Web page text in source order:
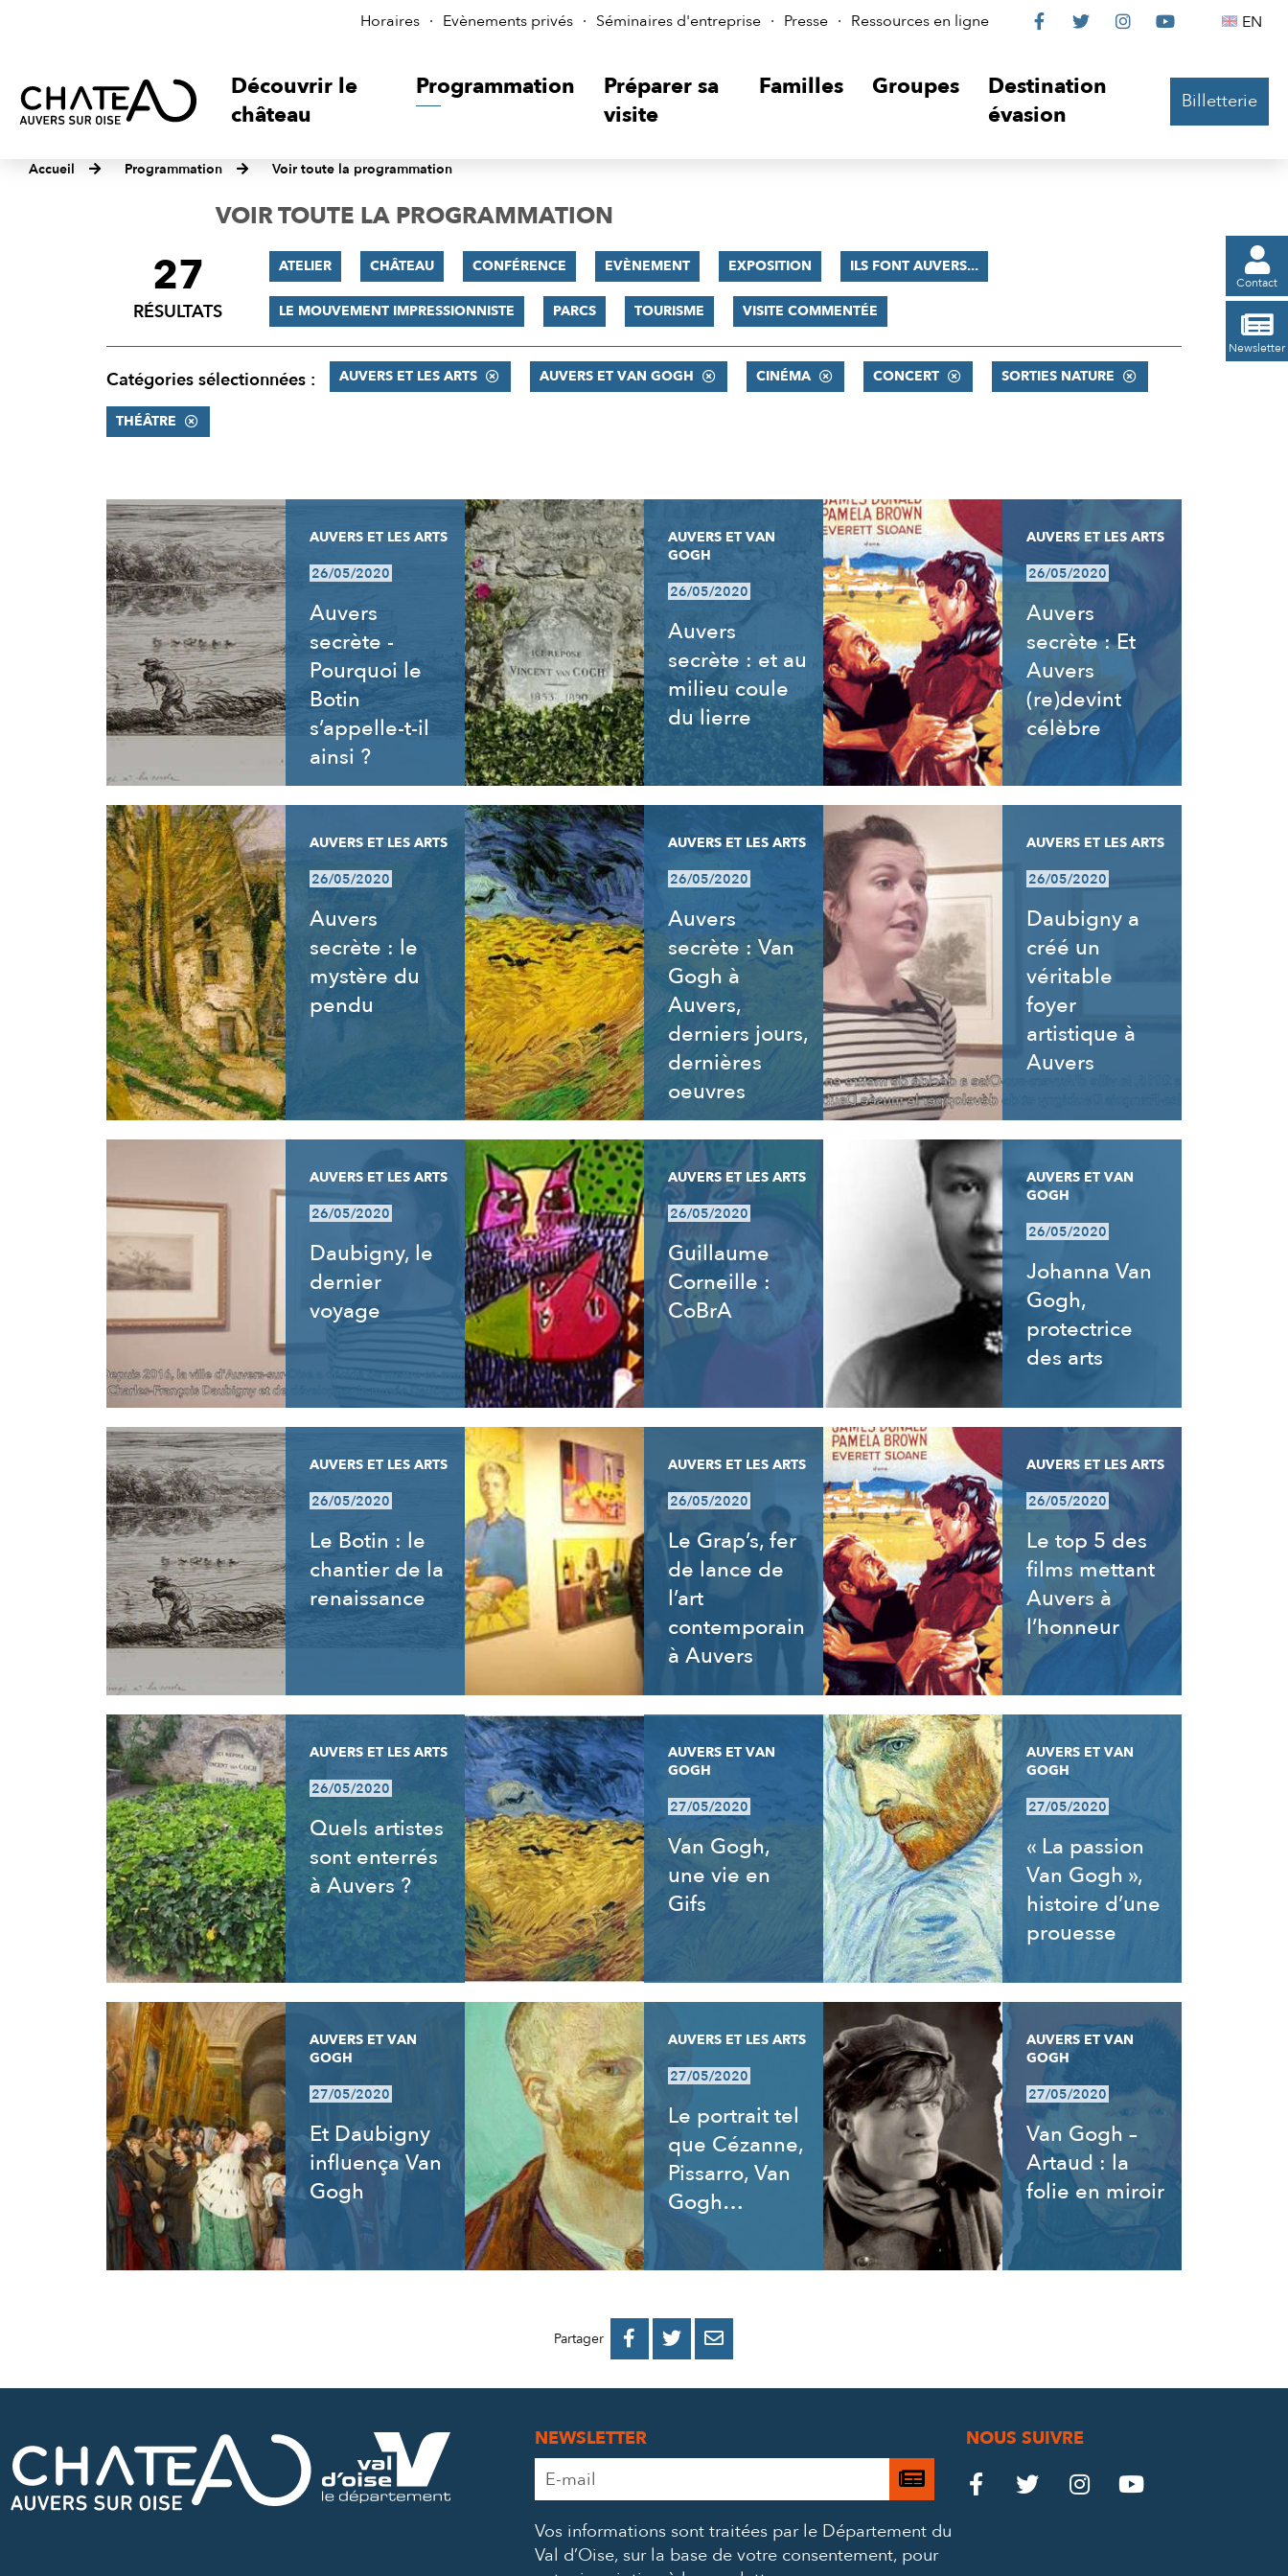
Horaires Evènements privés Séminaires d'entreprise Presse Ressources en ligne
Le
sur

Le

Le

Le
 EN
Découvrir le
château
Programmation
Préparer sa
visite
Familles Groupes
Destination
évasion
Billetterie
Accueil Programmation Voir toute la programmation

Contact

Newsletter
VOIR TOUTE LA PROGRAMMATION
FILTRER
RÉSULTATS
27
RÉSULTATS
ATELIER CHÂTEAU CONFÉRENCE EVÈNEMENT EXPOSITION ILS FONT AUVERS...
LE MOUVEMENT IMPRESSIONNISTE PARCS TOURISME VISITE COMMENTÉE
Catégories sélectionnées : AUVERS ET LES ARTS AUVERS ET VAN GOGH CINÉMA CONCERT SORTIES NATURE
THÉÂTRE
RÉSULTATS
AUVERS ET LES ARTS
26/05/2020
Auvers
secrète -
Pourquoi le
Botin
s’appelle-t-il
ainsi ?
AUVERS ET VAN
GOGH
26/05/2020
Auvers
secrète : et au
milieu coule
du lierre
AUVERS ET LES ARTS
26/05/2020
Auvers
secrète : Et
Auvers
(re)devint
célèbre
AUVERS ET LES ARTS
26/05/2020
Auvers
secrète : le
mystère du
pendu
AUVERS ET LES ARTS
26/05/2020
Auvers
secrète : Van
Gogh à
Auvers,
derniers jours,
dernières
oeuvres
AUVERS ET LES ARTS
26/05/2020
Daubigny a
créé un
véritable
foyer
artistique à
Auvers
AUVERS ET LES ARTS
26/05/2020
Daubigny, le
dernier
voyage
AUVERS ET LES ARTS
26/05/2020
Guillaume
Corneille :
CoBrA
AUVERS ET VAN
GOGH
26/05/2020
Johanna Van
Gogh,
protectrice
des arts
AUVERS ET LES ARTS
26/05/2020
Le Botin : le
chantier de la
renaissance
AUVERS ET LES ARTS
26/05/2020
Le Grap’s, fer
de lance de
l’art
contemporain
à Auvers
AUVERS ET LES ARTS
26/05/2020
Le top 5 des
films mettant
Auvers à
l’honneur
AUVERS ET LES ARTS
26/05/2020
Quels artistes
sont enterrés
à Auvers ?
AUVERS ET VAN
GOGH
27/05/2020
Van Gogh,
une vie en
Gifs
AUVERS ET VAN
GOGH
27/05/2020
« La passion
Van Gogh »,
histoire d’une
prouesse
AUVERS ET VAN
GOGH
27/05/2020
Et Daubigny
influença Van
Gogh
AUVERS ET LES ARTS
27/05/2020
Le portrait tel
que Cézanne,
Pissarro, Van
Gogh…
AUVERS ET VAN
GOGH
27/05/2020
Van Gogh –
Artaud : la
folie en miroir
Partager 
PARTAGER
PARTAGER
PARTAGER
NEWSLETTER
Adresse
e-
*
Je
m’abonne
à
Vos informations sont traitées par le Département du
Val d’Oise, sur la base de votre consentement, pour
NOUS SUIVRE
Le

Le

Le

Le
